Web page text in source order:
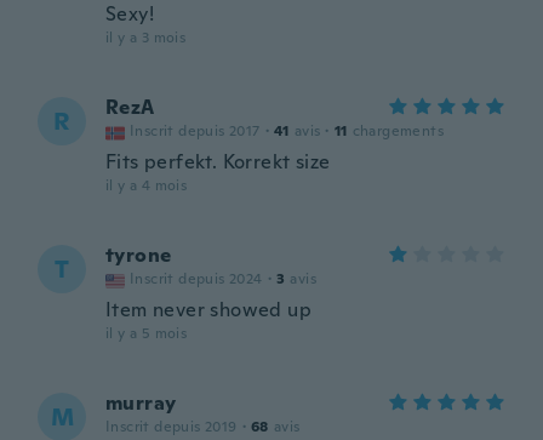
Sexy!
il y a 3 mois
R RezA
Inscrit depuis 2017 · 41 avis · 11 chargements
Fits perfekt. Korrekt size
il y a 4 mois
T tyrone
Inscrit depuis 2024 · 3 avis
Item never showed up
il y a 5 mois
M murray
Inscrit depuis 2019 · 68 avis